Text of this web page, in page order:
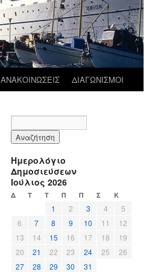
ΑΝΑΚΟΙΝΩΣΕΙΣ ΔΙΑΓΩΝΙΣΜΟΙ
Ημερολόγιο
Δημοσιεύσεων
Ιούλιος 2026
Δ Τ Τ Π Π Σ Κ
1 2 3 4
5
6
7 8 9 10 11
12
13
14 15 16 17 18
19
20
21 22 23 24 25
26
27
28 29 30
31